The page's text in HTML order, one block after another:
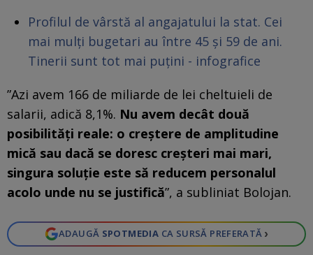
Profilul de vârstă al angajatului la stat. Cei
mai mulți bugetari au între 45 și 59 de ani.
Tinerii sunt tot mai puțini - infografice
”Azi avem 166 de miliarde de lei cheltuieli de
salarii, adică 8,1%. Nu avem decât două
posibilități reale: o creștere de amplitudine
mică sau dacă se doresc creșteri mai mari,
singura soluție este să reducem personalul
acolo unde nu se justifică”, a subliniat Bolojan.
ADAUGĂ SPOTMEDIA CA SURSĂ PREFERATĂ ›